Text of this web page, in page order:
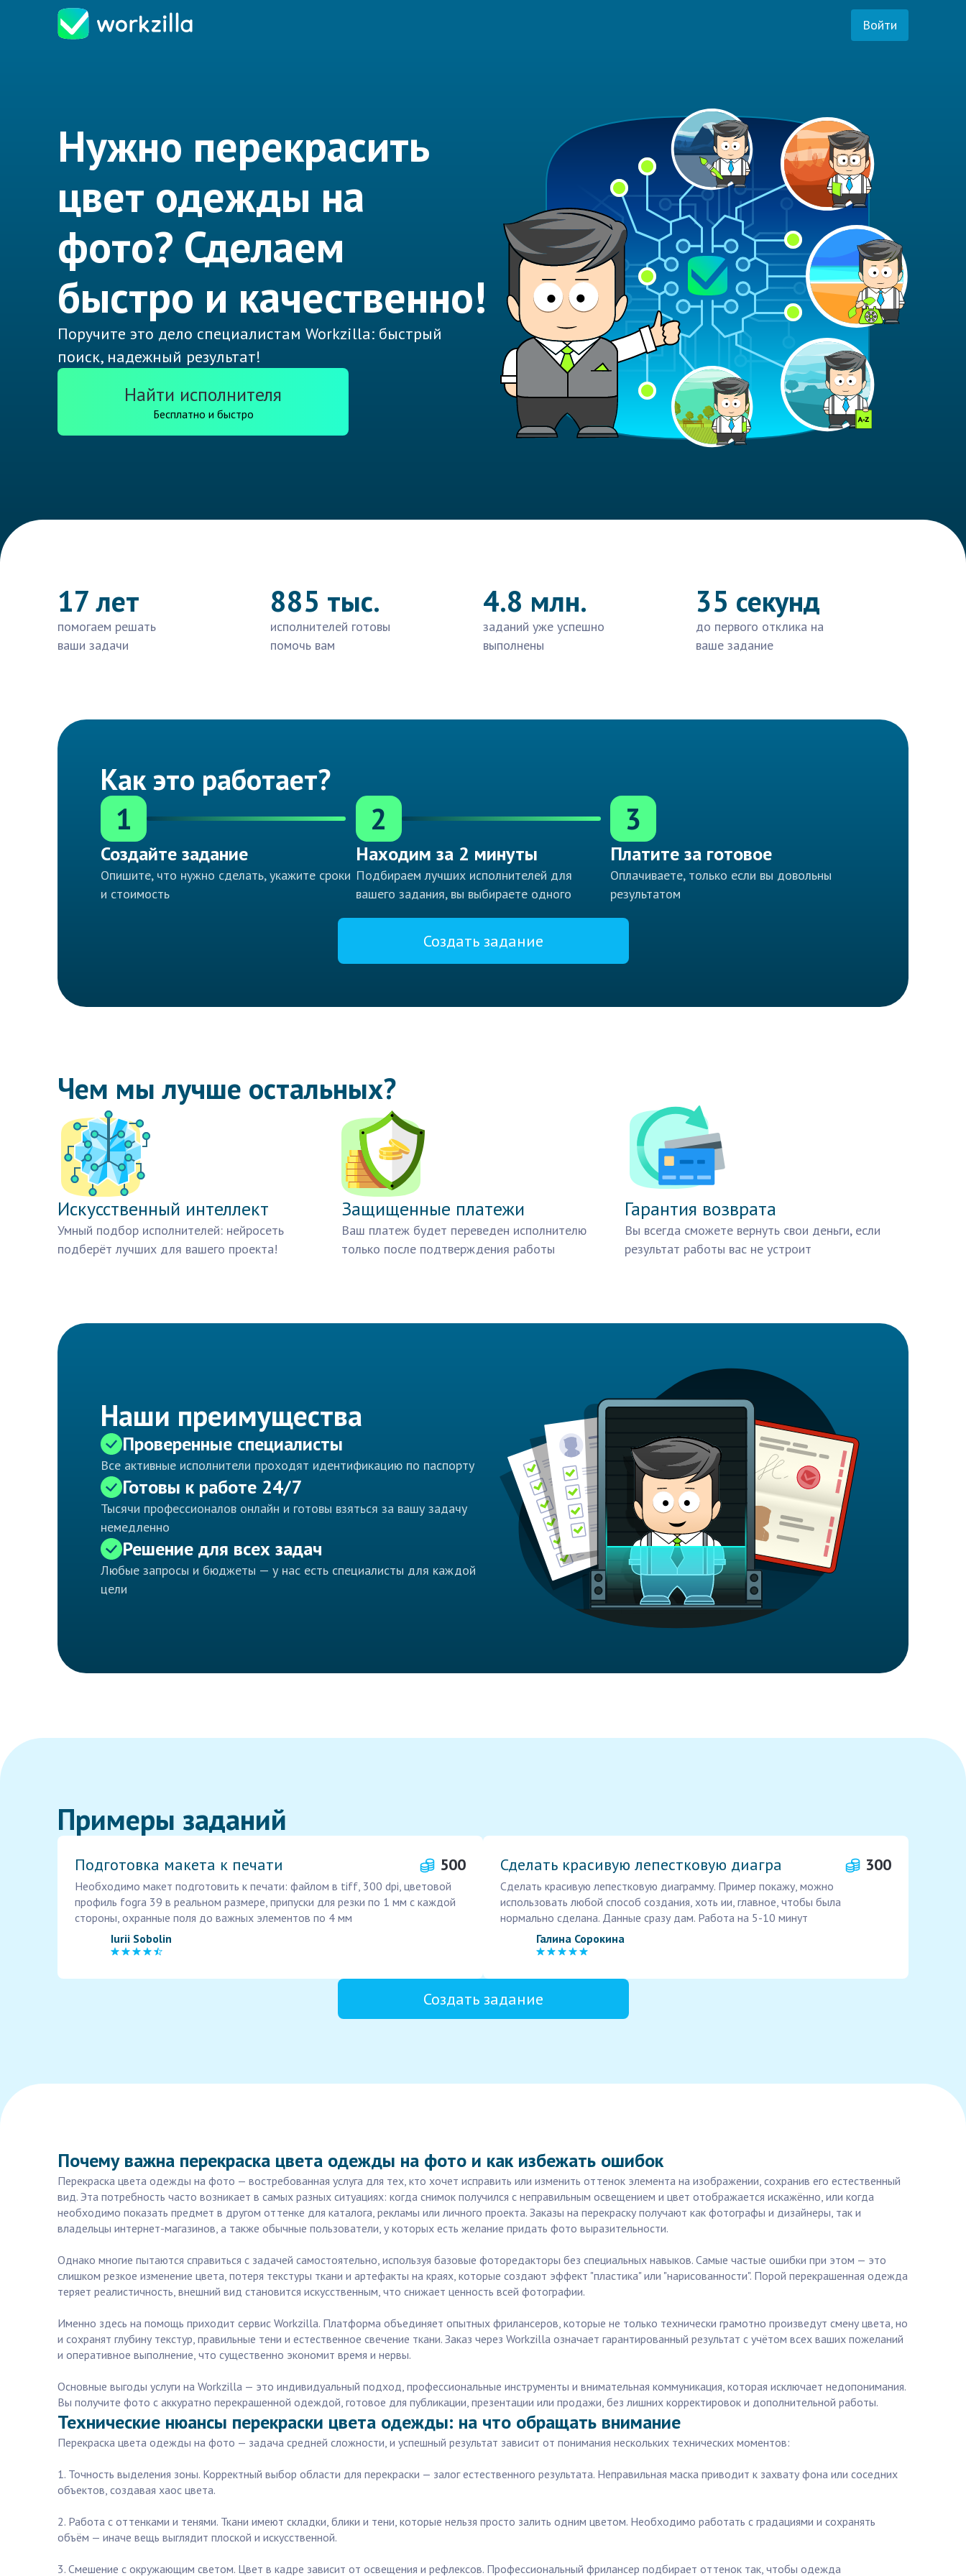
Войти
Нужно перекрасить
цвет одежды на
фото? Сделаем
быстро и качественно!
Поручите это дело специалистам Workzilla: быстрый
поиск, надежный результат!
Найти исполнителя
Бесплатно и быстро
17 лет
помогаем решать
ваши задачи
885 тыс.
исполнителей готовы
помочь вам
4.8 млн.
заданий уже успешно
выполнены
35 секунд
до первого отклика на
ваше задание
Как это работает?
1
Создайте задание
Опишите, что нужно сделать, укажите сроки
и стоимость
2
Находим за 2 минуты
Подбираем лучших исполнителей для
вашего задания, вы выбираете одного
3
Платите за готовое
Оплачиваете, только если вы довольны
результатом
Создать задание
Чем мы лучше остальных?
Искусственный интеллект
Умный подбор исполнителей: нейросеть
подберёт лучших для вашего проекта!
Защищенные платежи
Ваш платеж будет переведен исполнителю
только после подтверждения работы
Гарантия возврата
Вы всегда сможете вернуть свои деньги, если
результат работы вас не устроит
Наши преимущества
Проверенные специалисты
Все активные исполнители проходят идентификацию по паспорту
Готовы к работе 24/7
Тысячи профессионалов онлайн и готовы взяться за вашу задачу
немедленно
Решение для всех задач
Любые запросы и бюджеты — у нас есть специалисты для каждой
цели
Примеры заданий
Подготовка макета к печати 500
Необходимо макет подготовить к печати: файлом в tiff, 300 dpi, цветовой
профиль fogra 39 в реальном размере, припуски для резки по 1 мм с каждой
стороны, охранные поля до важных элементов по 4 мм
Iurii Sobolin
Сделать красивую лепестковую диагра 300
Сделать красивую лепестковую диаграмму. Пример покажу, можно
использовать любой способ создания, хоть ии, главное, чтобы была
нормально сделана. Данные сразу дам. Работа на 5-10 минут
Галина Сорокина
Создать задание
Почему важна перекраска цвета одежды на фото и как избежать ошибок
Перекраска цвета одежды на фото — востребованная услуга для тех, кто хочет исправить или изменить оттенок элемента на изображении, сохранив его естественный
вид. Эта потребность часто возникает в самых разных ситуациях: когда снимок получился с неправильным освещением и цвет отображается искажённо, или когда
необходимо показать предмет в другом оттенке для каталога, рекламы или личного проекта. Заказы на перекраску получают как фотографы и дизайнеры, так и
владельцы интернет-магазинов, а также обычные пользователи, у которых есть желание придать фото выразительности.
Однако многие пытаются справиться с задачей самостоятельно, используя базовые фоторедакторы без специальных навыков. Самые частые ошибки при этом — это
слишком резкое изменение цвета, потеря текстуры ткани и артефакты на краях, которые создают эффект "пластика" или "нарисованности". Порой перекрашенная одежда
теряет реалистичность, внешний вид становится искусственным, что снижает ценность всей фотографии.
Именно здесь на помощь приходит сервис Workzilla. Платформа объединяет опытных фрилансеров, которые не только технически грамотно произведут смену цвета, но
и сохранят глубину текстур, правильные тени и естественное свечение ткани. Заказ через Workzilla означает гарантированный результат с учётом всех ваших пожеланий
и оперативное выполнение, что существенно экономит время и нервы.
Основные выгоды услуги на Workzilla — это индивидуальный подход, профессиональные инструменты и внимательная коммуникация, которая исключает недопонимания.
Вы получите фото с аккуратно перекрашенной одеждой, готовое для публикации, презентации или продажи, без лишних корректировок и дополнительной работы.
Технические нюансы перекраски цвета одежды: на что обращать внимание
Перекраска цвета одежды на фото — задача средней сложности, и успешный результат зависит от понимания нескольких технических моментов:
1. Точность выделения зоны. Корректный выбор области для перекраски — залог естественного результата. Неправильная маска приводит к захвату фона или соседних
объектов, создавая хаос цвета.
2. Работа с оттенками и тенями. Ткани имеют складки, блики и тени, которые нельзя просто залить одним цветом. Необходимо работать с градациями и сохранять
объём — иначе вещь выглядит плоской и искусственной.
3. Смешение с окружающим светом. Цвет в кадре зависит от освещения и рефлексов. Профессиональный фрилансер подбирает оттенок так, чтобы одежда